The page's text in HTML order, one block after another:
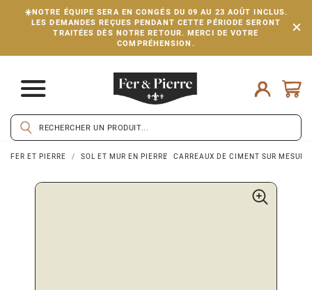
☀️NOTRE ÉQUIPE SERA EN CONGÉS DU 09 AU 23 AOÛT INCLUS.
LES DEMANDES REÇUES PENDANT CETTE PÉRIODE SERONT
TRAITÉES DÈS NOTRE RETOUR. MERCI DE VOTRE
COMPRÉHENSION.
FER ET PIERRE SOL ET MUR EN PIERRE CARREAUX DE CIMENT SUR MESURE